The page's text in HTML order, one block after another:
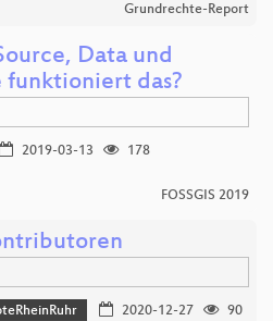
Grundrechte-Report
Data und
funktioniert das?
2019-03-13
178
FOSSGIS 2019
2020-12-27
90